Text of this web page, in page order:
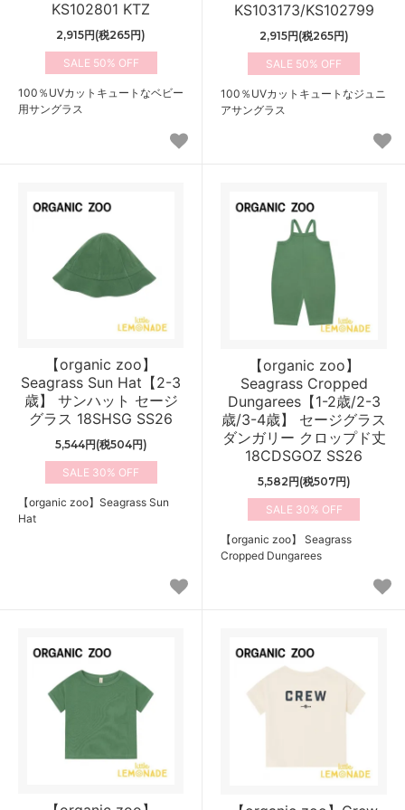
KS102801 KTZ
2,915円(税265円)
50%
100％UVカットキュートなベビー
用サングラス
KS103173/KS102799
2,915円(税265円)
50%
100％UVカットキュートなジュニ
アサングラス
【organic zoo】
Seagrass Sun Hat【2-3
歳】 サンハット セージ
グラス 18SHSG SS26
5,544円(税504円)
30%
【organic zoo】Seagrass Sun
Hat
【organic zoo】
Seagrass Cropped
Dungarees【1-2歳/2-3
歳/3-4歳】 セージグラス
ダンガリー クロップド丈
18CDSGOZ SS26
5,582円(税507円)
30%
【organic zoo】 Seagrass
Cropped Dungarees